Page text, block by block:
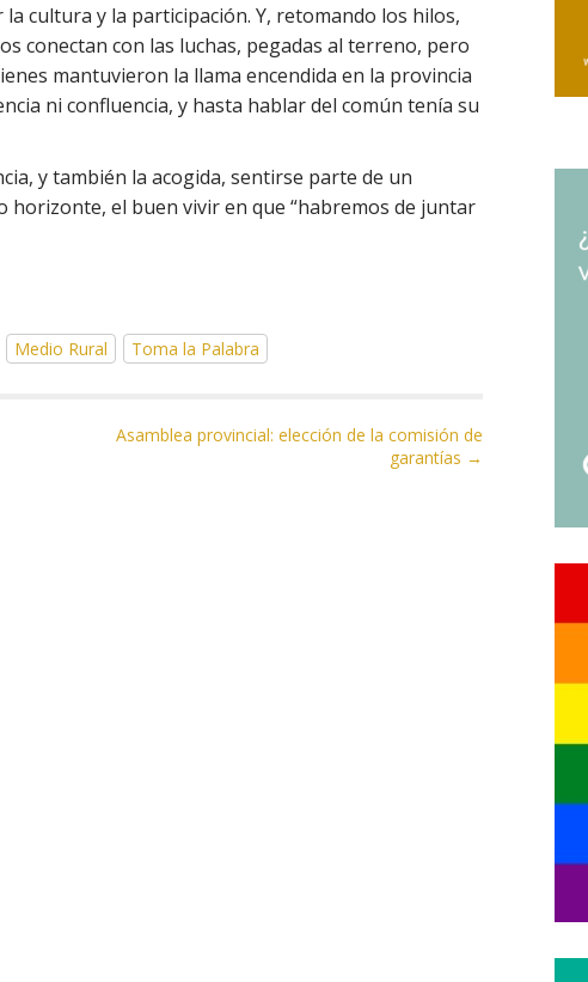
cultura y la participación. Y, retomando los hilos,
conectan con las luchas, pegadas al terreno, pero
mantuvieron la llama encendida en la provincia
ni confluencia, y hasta hablar del común tenía su
y también la acogida, sentirse parte de un
horizonte, el buen vivir en que “habremos de juntar
Medio Rural Toma la Palabra
Asamblea provincial: elección de la comisión de
garantías →